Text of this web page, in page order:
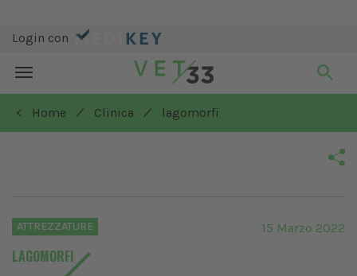
Login con
Toggle
navigation
< Home
/ Clinica / lagomorfi
ATTREZZATURE
LAGOMORFI
15 Marzo 2022